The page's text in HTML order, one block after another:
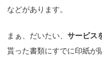
などがあります。
まぁ、だいたい、サービス
貰った書類にすでに印紙が